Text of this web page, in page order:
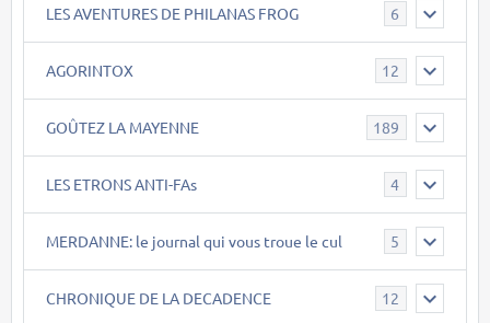
LES AVENTURES DE PHILANAS FROG 6
AGORINTOX 12
GOÛTEZ LA MAYENNE 189
LES ETRONS ANTI-FAs 4
MERDANNE: le journal qui vous troue le cul 5
CHRONIQUE DE LA DECADENCE 12